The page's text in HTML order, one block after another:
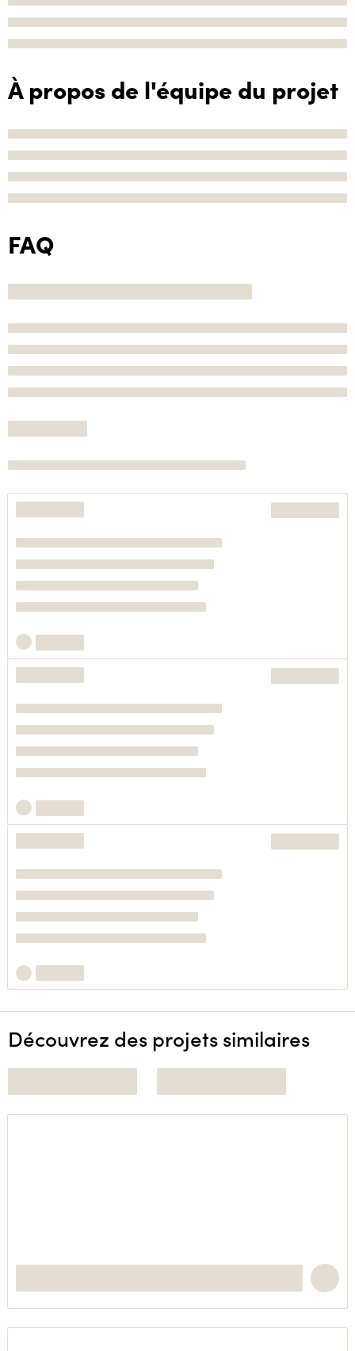
À propos de l'équipe du projet
FAQ
Découvrez des projets similaires